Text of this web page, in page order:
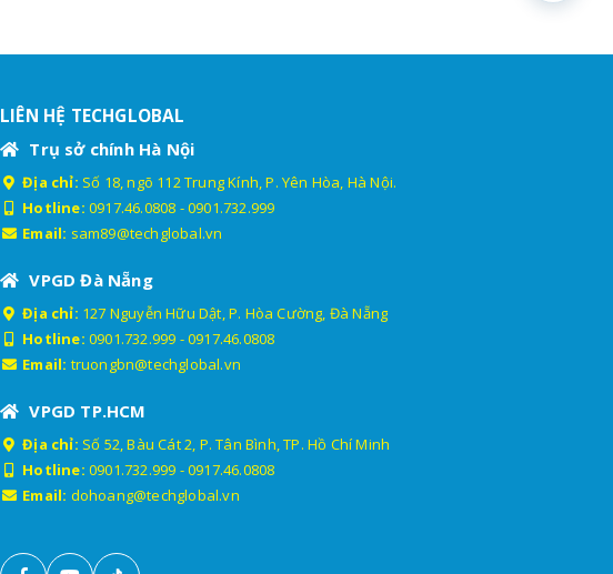
LIÊN HỆ TECHGLOBAL
Trụ sở chính Hà Nội
Địa chỉ: Số 18, ngõ 112 Trung Kính, P. Yên Hòa, Hà Nội.
Hotline: 0917.46.0808 -0901.732.999
Email: sam89@techglobal.vn
VPGD Đà Nẵng
Địa chỉ: 127 Nguyễn Hữu Dật, P. Hòa Cường, Đà Nẵng
Hotline: 0901.732.999 -0917.46.0808
Email: truongbn@techglobal.vn
VPGD TP.HCM
Địa chỉ: Số 52, Bàu Cát 2, P. Tân Bình, TP. Hồ Chí Minh
Hotline: 0901.732.999 -0917.46.0808
Email: dohoang@techglobal.vn